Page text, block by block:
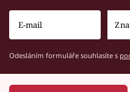
Odesláním formuláře souhlasíte s